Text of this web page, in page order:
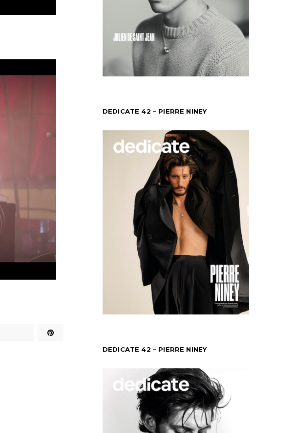
DEDICATE 42 – PIERRE NINEY
DEDICATE 42 – PIERRE NINEY